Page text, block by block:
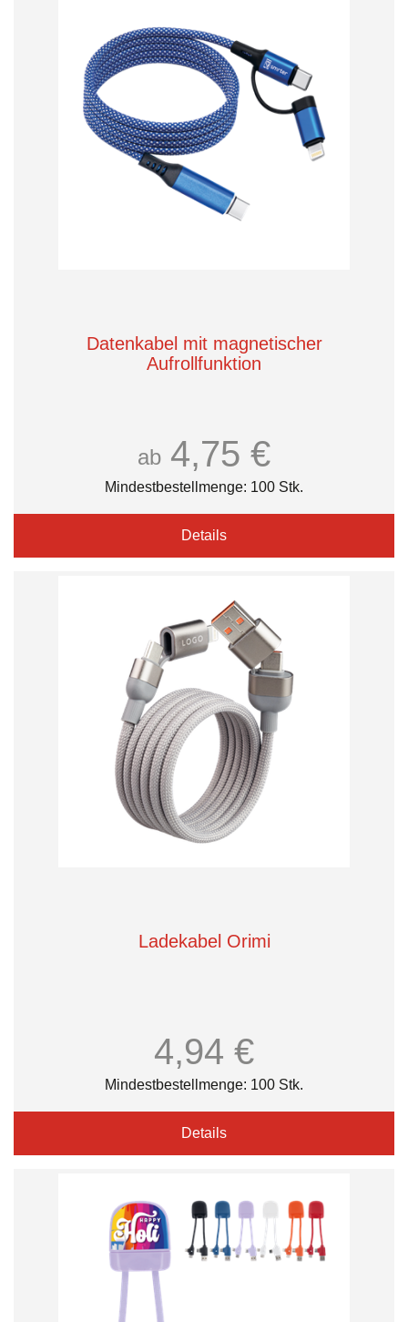
Datenkabel mit magnetischer
Aufrollfunktion
ab 4,75 €
Mindestbestellmenge: 100 Stk.
Details
Ladekabel Orimi
4,94 €
Mindestbestellmenge: 100 Stk.
Details